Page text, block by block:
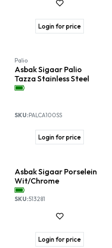
Login for price
Palio
Asbak Sigaar Palio
Tazza Stainless Steel
SKU:PALCA100SS
Login for price
Asbak Sigaar Porselein
Wit/Chrome
SKU:513281
Login for price